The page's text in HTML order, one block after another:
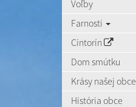
Voľby
Farnosti
Cintorín
Dom smútku
Krásy našej obce
História obce